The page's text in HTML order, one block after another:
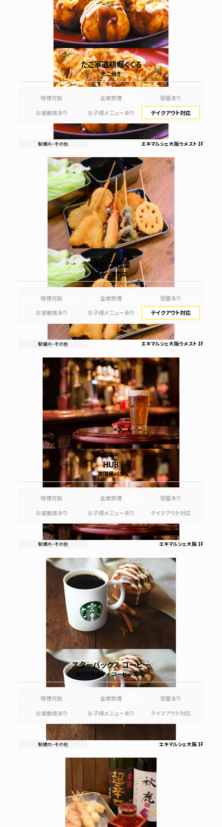
たこ家道頓堀くくる
たこ焼き
喫煙可能 全席禁煙
個室あり
お座敷席あり
お子様メニューあり テイクアウト対応
エキマルシェ大阪ウメスト 1F
串かつ 松葉
串カツ専門店
喫煙可能 全席禁煙
個室あり
お座敷席あり
お子様メニューあり テイクアウト対応
エキマルシェ大阪ウメスト 1F
HUB
英国風パブ
喫煙可能 全席禁煙
個室あり
お座敷席あり
お子様メニューあり テイクアウト対応
エキマルシェ大阪 1F
スターバックス コーヒー
スペシャルティ コーヒーストア
喫煙可能 全席禁煙
個室あり
お座敷席あり
お子様メニューあり テイクアウト対応
エキマルシェ大阪 1F